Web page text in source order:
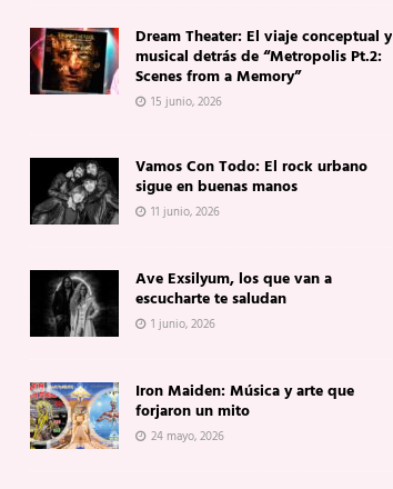
Dream Theater: El viaje conceptual y
musical detrás de “Metropolis Pt.2:
Scenes from a Memory”
15 junio, 2026
Vamos Con Todo: El rock urbano
sigue en buenas manos
11 junio, 2026
Ave Exsilyum, los que van a
escucharte te saludan
1 junio, 2026
Iron Maiden: Música y arte que
forjaron un mito
24 mayo, 2026